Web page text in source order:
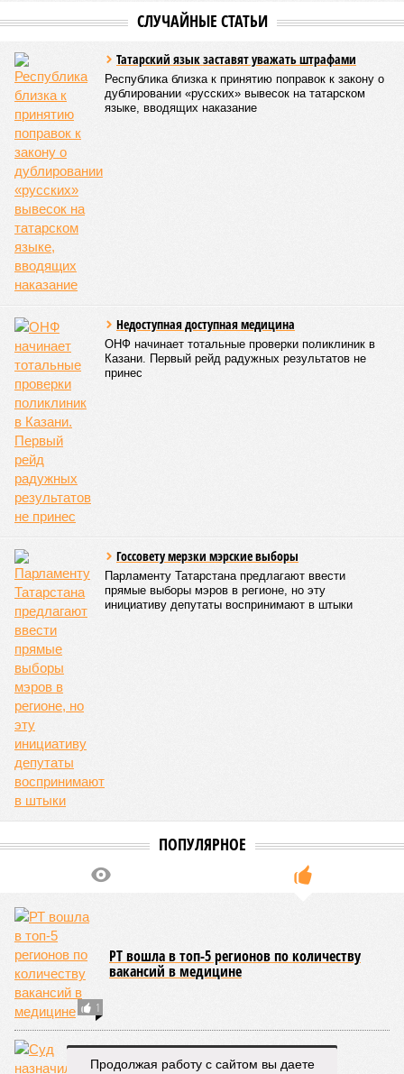
09:46
Праздничной подсветкой украсят казанскую
телебашню в честь 25-летия РТРС
На празднование дней Казани и республики выделят
45,5 млн руб
04/08
В казанском зоопарке появилась капибара
03/08
В Казани рассказали о планах по строительству
канатной дороги
03/08
Татарстан занял второе место в Поволжье по
ипотеке на новостройки
НОВОСТИ ПАРТНЕРОВ
Продолжая работу с сайтом вы даете